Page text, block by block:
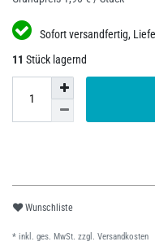
Sofort versandfertig,
11 Stück lagernd
Wunschliste
* inkl. ges. MwSt. zzgl. Versandkosten